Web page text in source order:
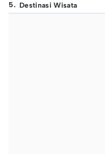
5. Destinasi Wisata